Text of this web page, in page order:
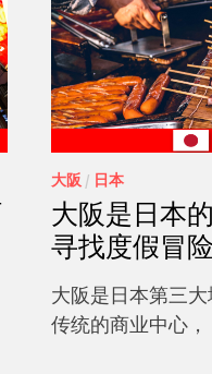
大阪 / 日本
大阪是日本
寻找度假冒
大阪是日本第三
传统的商业中心